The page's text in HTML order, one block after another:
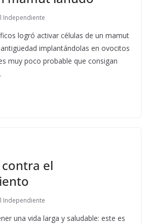
Independiente
logró activar células de un mamut
implantándolas en ovocitos
muy poco probable que consigan
el
Independiente
una vida larga y saludable: este es